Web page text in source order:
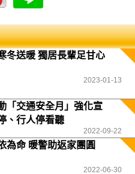
冬送暖 獨居長輩足甘心
2023-01-13
「交通安全月」強化宣
、行人停看聽
2022-09-22
為命 暖警助返家團圓
2022-06-30